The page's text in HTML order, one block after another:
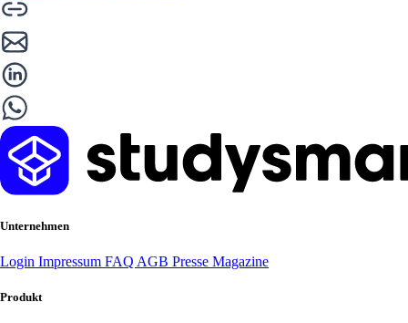
Unternehmen
Login Impressum FAQ AGB Presse Magazine
Produkt